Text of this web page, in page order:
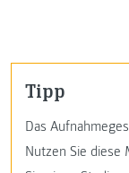
Tipp
Das
Nutzen Sie diese